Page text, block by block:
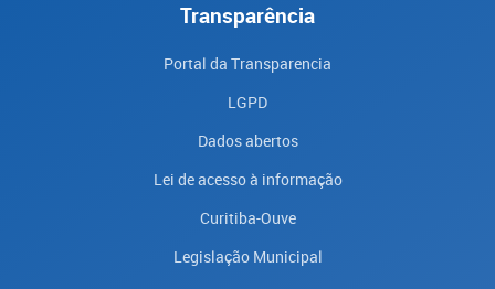
Transparência
Portal da Transparencia
LGPD
Dados abertos
Lei de acesso à informação
Curitiba-Ouve
Legislação Municipal